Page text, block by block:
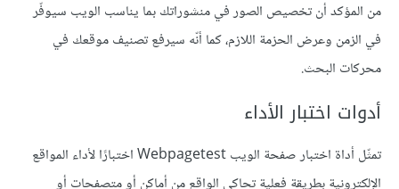
من المؤكد أن تخصيص الصور في منشوراتك بما يناسب الويب سيوفّر
في الزمن وعرض الحزمة اللازم، كما أنّه سيرفع تصنيف موقعك في
محركات البحث.
أدوات اختبار الأداء
تمثّل أداة اختبار صفحة الويب Webpagetest اختبارًا لأداء المواقع
الإلكترونية بطريقة فعلية تحاكي الواقع من أماكن أو متصفحات أو